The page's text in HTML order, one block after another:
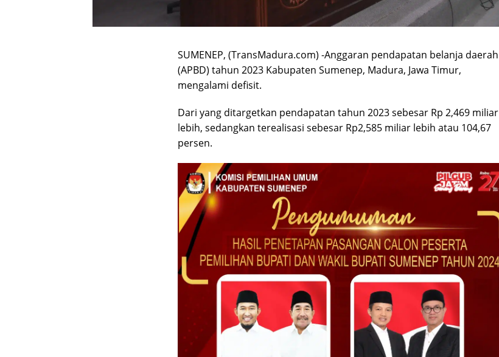
SUMENEP, (TransMadura.com) -Anggaran pendapatan belanja daerah
(APBD) tahun 2023 Kabupaten Sumenep, Madura, Jawa Timur,
mengalami defisit.
Dari yang ditargetkan pendapatan tahun 2023 sebesar Rp 2,469 miliar
lebih, sedangkan terealisasi sebesar Rp2,585 miliar lebih atau 104,67
persen.